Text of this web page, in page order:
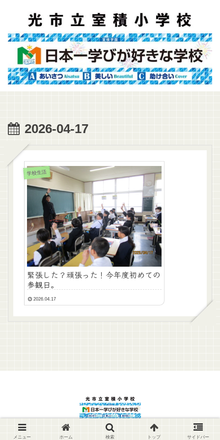
2026-04-17
学校生活
緊張した？頑張った！今年度初めての
参観日。
2026.04.17
© 2022 光市立室積小学校.
メニュー ホーム 検索 トップ サイドバー